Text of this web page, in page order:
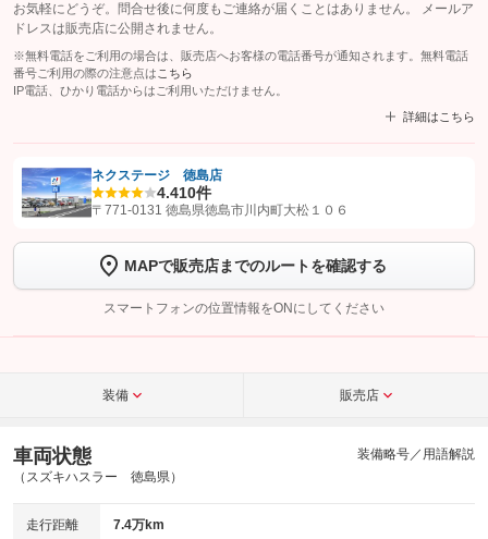
お気軽にどうぞ。問合せ後に何度もご連絡が届くことはありません。 メールア
ドレスは販売店に公開されません。
※無料電話をご利用の場合は、販売店へお客様の電話番号が通知されます。無料電話
番号ご利用の際の注意点は こちら
IP電話、ひかり電話からはご利用いただけません。
詳細はこちら
【STEP1】認証画面でグーネットを友だち追加してから「許可する」ボタンを押
トーク画面で
ボタンをタップして問い合わせを
完了してください。
こちら
ネクステージ 徳島店
4.410件
〒771-0131 徳島県徳島市川内町大松１０６
MAPで販売店までのルートを確認する
スマートフォンの位置情報をONにしてください
装備 販売店
車両状態
（スズキハスラー 徳島県）
装備略号／用語解説
走行距離 7.4万km